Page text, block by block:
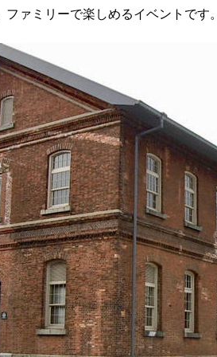
ァミリーで楽しめるイベントです。